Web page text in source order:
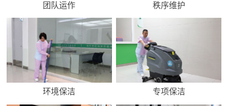
团队运作 秩序维护
环境保洁 专项保洁